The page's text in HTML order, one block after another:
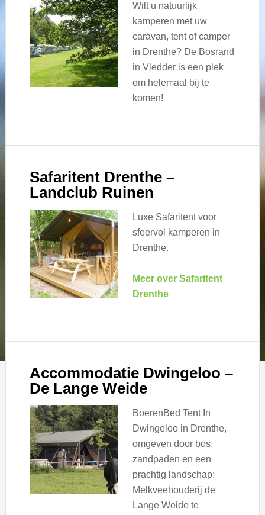
Wilt u natuurlijk
kamperen met uw
caravan, tent of camper
in Drenthe? De Bosrand
in Vledder is een plek
om helemaal bij te
komen!
Safaritent Drenthe –
Landclub Ruinen
Luxe Safaritent voor
sfeervol kamperen in
Drenthe.
Meer over Safaritent
Drenthe
Accommodatie Dwingeloo –
De Lange Weide
BoerenBed Tent In
Dwingeloo in Drenthe,
omgeven door bos,
zandpaden en een
prachtig landschap:
Melkveehouderij de
Lange Weide te